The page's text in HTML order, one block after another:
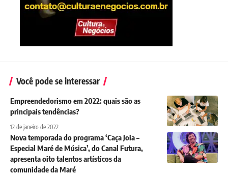
Você pode se interessar
Empreendedorismo em 2022: quais são as
principais tendências?
12 de janeiro de 2022
Nova temporada do programa ‘Caça Joia –
Especial Maré de Música’, do Canal Futura,
apresenta oito talentos artísticos da
comunidade da Maré